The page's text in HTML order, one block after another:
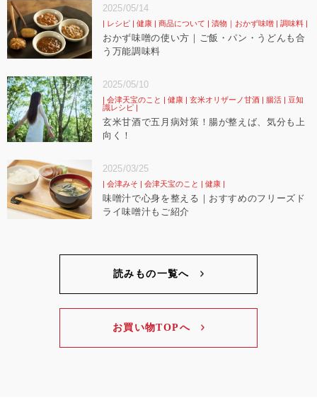
2025/05/14
レシピ 健康 商品について 漬物｜おかず味噌 調味料
おかず味噌の使い方｜ご飯・パン・うどんも合
う万能調味料
2025/05/10
会津天宝のこと 健康 玄米オリザーノ甘酒 腸活
豆知
識レシピ
玄米甘酒で五月病対策！腸が整えば、気分も上
向く！
2025/03/25
会津みそ 会津天宝のこと 健康
味噌汁で心身を整える｜おすすめのフリーズド
ライ味噌汁もご紹介
読みもの一覧へ
お買い物TOPへ